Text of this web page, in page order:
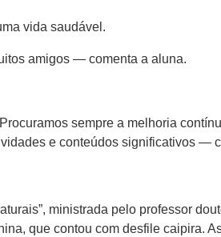
vida saudável.
amigos — comenta a aluna.
sempre a melhoria
e conteúdos significativos —
ministrada pelo professor
que contou com desfile caipira.